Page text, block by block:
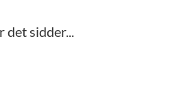
det sidder...